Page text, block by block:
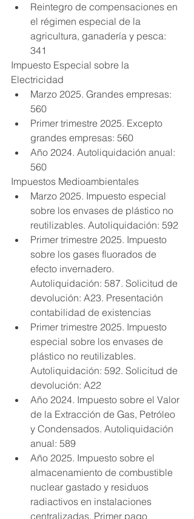
Reintegro de compensaciones en
el régimen especial de la
agricultura, ganadería y pesca:
341
Impuesto Especial sobre la
Electricidad
Marzo 2025. Grandes empresas:
560
Primer trimestre 2025. Excepto
grandes empresas: 560
Año 2024. Autoliquidación anual:
560
Impuestos Medioambientales
Marzo 2025. Impuesto especial
sobre los envases de plástico no
reutilizables. Autoliquidación: 592
Primer trimestre 2025. Impuesto
sobre los gases fluorados de
efecto invernadero.
Autoliquidación: 587. Solicitud de
devolución: A23. Presentación
contabilidad de existencias
Primer trimestre 2025. Impuesto
especial sobre los envases de
plástico no reutilizables.
Autoliquidación: 592. Solicitud de
devolución: A22
Año 2024. Impuesto sobre el Valor
de la Extracción de Gas, Petróleo
y Condensados. Autoliquidación
anual: 589
Año 2025. Impuesto sobre el
almacenamiento de combustible
nuclear gastado y residuos
radiactivos en instalaciones
centralizadas. Primer pago